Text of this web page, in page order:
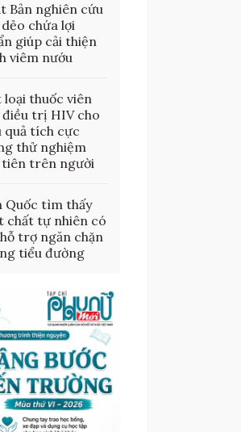
Bản nghiên cứu
chứa lợi
giúp cải thiện
viêm nướu
loại thuốc viên
điều trị HIV cho
quả tích cực
thử nghiệm
tiên trên người
Quốc tìm thấy
chất tự nhiên có
trợ ngăn chặn
tiểu đường